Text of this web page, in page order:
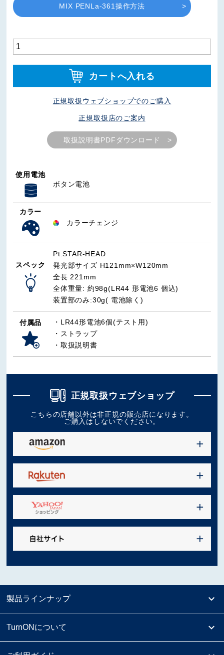
MIX PENLa-361操作方法
カートへ入れる
正規取扱ウェブショップでのご購入
正規取扱店のご案内
取扱説明書PDFダウンロード
使用電池
ボタン電池
カラー
カラーチェンジ
スペック
Pt.STAR-HEAD
発光部サイズ H121mm×W120mm
全長 221mm
全体重量: 約98g(LR44 形電池6 個込)
装置部のみ:30g( 電池除く)
付属品
・LR44形電池6個(テスト用)
・ストラップ
・取扱説明書
正規取扱ウェブショップ
こちらの店舗以外は非正規の販売店になります。
ご購入はしないでください。
製品ラインナップ
TurnONについて